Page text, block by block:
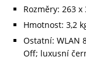
Rozměry: 263 x
Hmotnost: 3,2
Ostatní: WLAN
Off; luxusní